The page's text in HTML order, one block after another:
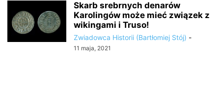
Skarb srebrnych denarów
Karolingów może mieć związek z
wikingami i Truso!
Zwiadowca Historii (Bartłomiej Stój) -
11 maja, 2021